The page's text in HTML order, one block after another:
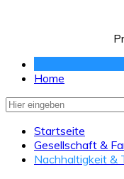
Home
Startseite
Gesellschaft &
Nachhaltigkeit &